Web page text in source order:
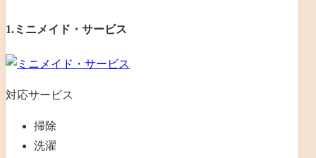
1.ミニメイド・サービス
対応サービス
掃除
洗濯